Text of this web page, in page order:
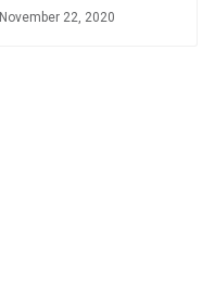
November 22, 2020